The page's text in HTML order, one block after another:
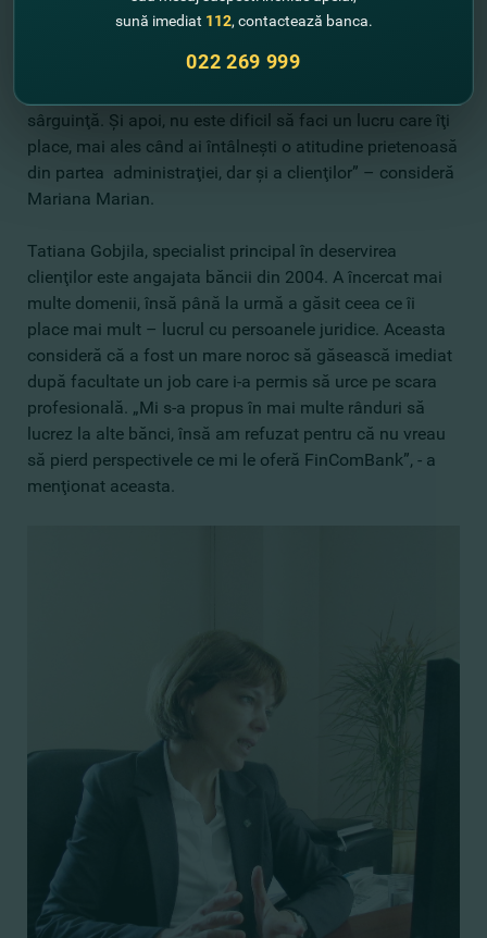
iniţial nici nu m-am gândit. Însă venind la filială, am
sârguinţă. Şi apoi, nu este dificil să faci un lucru care îţi
place, mai ales când ai întâlneşti o atitudine prietenoasă
din partea administraţiei, dar şi a clienţilor” – consideră
Mariana Marian.
Tatiana Gobjila, specialist principal în deservirea
clienţilor este angajata băncii din 2004. A încercat mai
multe domenii, însă până la urmă a găsit ceea ce îi
place mai mult – lucrul cu persoanele juridice. Aceasta
consideră că a fost un mare noroc să găsească imediat
după facultate un job care i-a permis să urce pe scara
profesională. „Mi s-a propus în mai multe rânduri să
lucrez la alte bănci, însă am refuzat pentru că nu vreau
să pierd perspectivele ce mi le oferă FinComBank”, - a
menţionat aceasta.
sună imediat 112, contactează banca.
022 269 999